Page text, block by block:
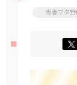
青春ブタ